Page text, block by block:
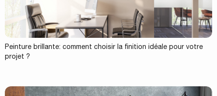
Peinture brillante: comment choisir la finition idéale pour votre
projet ?